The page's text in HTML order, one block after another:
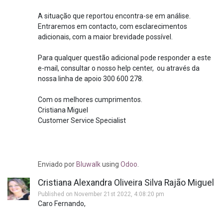
A situação que reportou encontra-se em análise.
Entraremos em contacto, com esclarecimentos
adicionais, com a maior brevidade possível.
Para qualquer questão adicional pode responder a este
e-mail, consultar o nosso help center, ou através da
nossa linha de apoio 300 600 278.
Com os melhores cumprimentos.
Cristiana Miguel
Customer Service Specialist
Enviado por Bluwalkusing Odoo.
Cristiana Alexandra Oliveira Silva Rajão Miguel
Published on November 21st 2022, 4:08:20 pm
Caro Fernando,